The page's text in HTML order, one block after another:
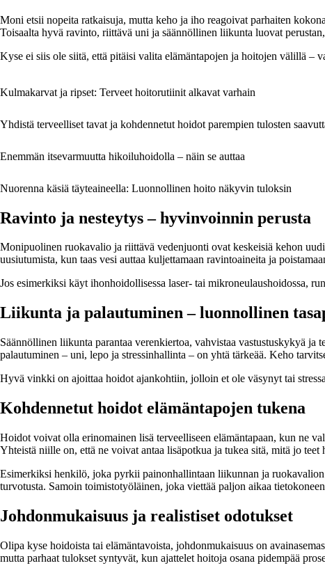
Moni etsii nopeita ratkaisuja, mutta keho ja iho reagoivat parhaiten
Toisaalta hyvä ravinto, riittävä uni ja säännöllinen liikunta luovat
Kyse ei siis ole siitä, että pitäisi valita elämäntapojen ja hoitojen välillä –
Kulmakarvat ja ripset: Terveet hoitorutiinit alkavat varhain
Yhdistä terveelliset tavat ja kohdennetut hoidot parempien tulosten
Enemmän itsevarmuutta hikoiluhoidolla – näin se auttaa
Nuorenna käsiä täyteaineella: Luonnollinen hoito näkyvin tuloksin
Ravinto ja nesteytys – hyvinvoinnin perusta
Monipuolinen ruokavalio ja riittävä vedenjuonti ovat keskeisiä kehon
uusiutumista, kun taas vesi auttaa kuljettamaan ravintoaineita ja
Jos esimerkiksi käyt ihonhoidollisessa laser- tai mikroneulaushoidossa,
Liikunta ja palautuminen – luonnollinen
Säännöllinen liikunta parantaa verenkiertoa, vahvistaa vastustuskykyä ja
palautuminen – uni, lepo ja stressinhallinta – on yhtä tärkeää. Keho
Hyvä vinkki on ajoittaa hoidot ajankohtiin, jolloin et ole väsynyt tai
Kohdennetut hoidot elämäntapojen tukena
Hoidot voivat olla erinomainen lisä terveelliseen elämäntapaan, kun ne
Yhteistä niille on, että ne voivat antaa lisäpotkua ja tukea sitä, mitä jo teet
Esimerkiksi henkilö, joka pyrkii painonhallintaan liikunnan ja
turvotusta. Samoin toimistotyöläinen, joka viettää paljon aikaa
Johdonmukaisuus ja realistiset odotukset
Olipa kyse hoidoista tai elämäntavoista, johdonmukaisuus on
mutta parhaat tulokset syntyvät, kun ajattelet hoitoja osana pidempää